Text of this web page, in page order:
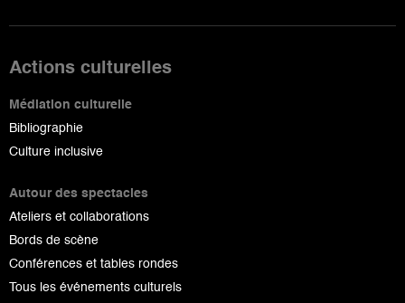
Actions culturelles
Médiation culturelle
Bibliographie
Culture inclusive
Autour des spectacles
Ateliers et collaborations
Bords de scène
Conférences et tables rondes
Tous les événements culturels